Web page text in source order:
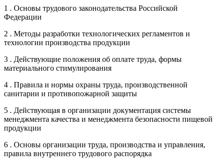
1 . Основы трудового законодательства Российской
Федерации
2 . Методы разработки технологических регламентов и
технологии производства продукции
3 . Действующие положения об оплате труда, формы
материального стимулирования
4 . Правила и нормы охраны труда, производственной
санитарии и противопожарной защиты
5 . Действующая в организации документация системы
менеджмента качества и менеджмента безопасности пищевой
продукции
6 . Основы организации труда, производства и управления,
правила внутреннего трудового распорядка